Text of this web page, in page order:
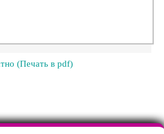
(Печать в pdf)